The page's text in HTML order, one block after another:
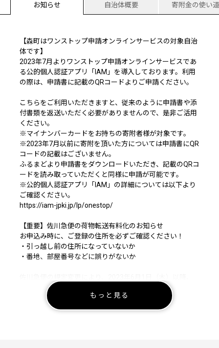
お知らせ 自治体概要 寄附金の使い道
【森町はワンストップ申請オンラインサービスの対象自治
体です】
2023年7月よりワンストップ申請オンラインサービスであ
る公的個人認証アプリ「IAM」を導入しております。利用
の際は、申請書に記載のQRコードよりご申請ください。
こちらをご利用いただきますと、従来のように申請書や添
付書類を返送いただく必要がありませんので、是非ご活用
ください。
※マイナンバーカードをお持ちの寄附者様が対象です。
※2023年7月以前に寄附を頂いた方については申請書にQR
コードの記載はございません。
ふるまどより申請書をダウンロードいただき、記載のQRコ
ードを読み取っていただくと同様に申請が可能です。
※公的個人認証アプリ「IAM」の詳細については以下より
ご確認ください。
https://iam-jpki.jp/lp/onestop/
【重要】佐川急便の荷物転送有料化のお知らせ
お申込み時に、ご登録の住所を必ずご確認ください！
・引っ越し前の住所になっていないか
・番地、部屋番号などに誤りがないか
お荷物の送り状に記載されたご住所以外にお届け先を変更
（転送）する場合、送り状に記載されたお届け先から変更
後のお届け先までの配送料が着払いで発生いたします。
もっと見る